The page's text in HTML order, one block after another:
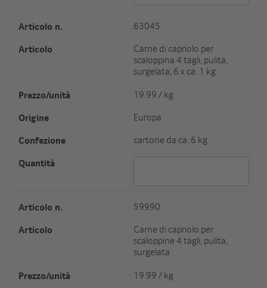
Artikel Nr.
63045
Artikel
Carne di capriolo per
scaloppina 4 tagli, pulita,
surgelata, 6 x ca. 1 kg
Preis/Einheit
19.99 / kg
Herkunft
Europa
Verpackungseinheit/Gewicht
cartone da ca. 6 kg
Artikel Nr.
59990
Artikel
Carne di capriolo per
scaloppine 4 tagli, pulita,
surgelata
Preis/Einheit
19.99 / kg